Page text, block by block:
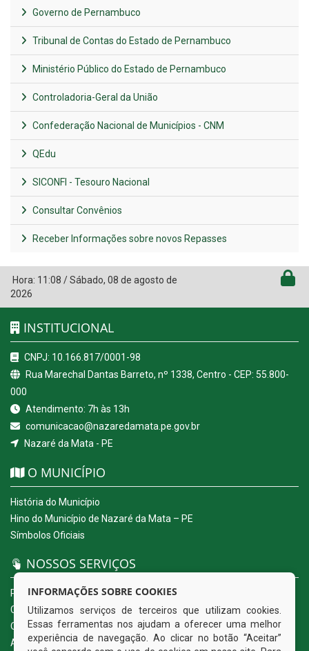
Governo de Pernambuco
Tribunal de Contas do Estado de Pernambuco
Ministério Público do Estado de Pernambuco
Controladoria-Geral da União
Confederação Nacional de Municípios - CNM
QEdu
SICONFI - Tesouro Nacional
Consultar Convênios
Receber Informações sobre novos Repasses
Hora: 11:08 /Sábado, 08 de agosto de
2026
INSTITUCIONAL
CNPJ: 10.166.817/0001-98
Rua Marechal Dantas Barreto, nº 1338, Centro - CEP: 55.800-
000
Atendimento: 7h às 13h
comunicacao@nazaredamata.pe.gov.br
Nazaré da Mata - PE
O MUNICÍPIO
História do Município
Hino do Município de Nazaré da Mata – PE
Símbolos Oficiais
NOSSOS SERVIÇOS
Portal da Transparência
Carta de Serviços ao Usuário
Ouvidoria Eletrônica
Acesso a Informação (eSIC)
INFORMAÇÕES SOBRE COOKIES
Utilizamos serviços de terceiros que utilizam cookies.
Essas ferramentas nos ajudam a oferecer uma melhor
experiência de navegação. Ao clicar no botão “Aceitar”